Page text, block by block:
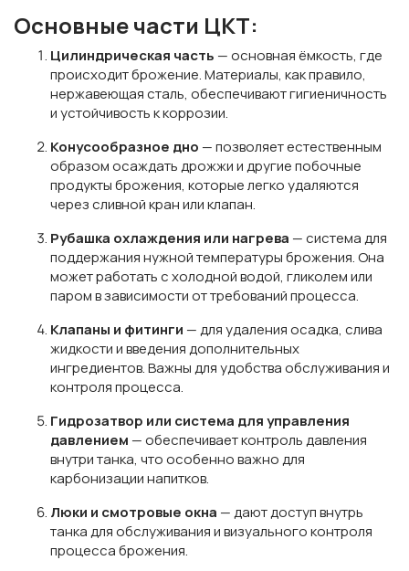
Основные части ЦКТ:
Цилиндрическая часть — основная ёмкость, где
происходит брожение. Материалы, как правило,
нержавеющая сталь, обеспечивают гигиеничность
и устойчивость к коррозии.
Конусообразное дно — позволяет естественным
образом осаждать дрожжи и другие побочные
продукты брожения, которые легко удаляются
через сливной кран или клапан.
Рубашка охлаждения или нагрева — система для
поддержания нужной температуры брожения. Она
может работать с холодной водой, гликолем или
паром в зависимости от требований процесса.
Клапаны и фитинги — для удаления осадка, слива
жидкости и введения дополнительных
ингредиентов. Важны для удобства обслуживания и
контроля процесса.
Гидрозатвор или система для управления
давлением — обеспечивает контроль давления
внутри танка, что особенно важно для
карбонизации напитков.
Люки и смотровые окна — дают доступ внутрь
танка для обслуживания и визуального контроля
процесса брожения.